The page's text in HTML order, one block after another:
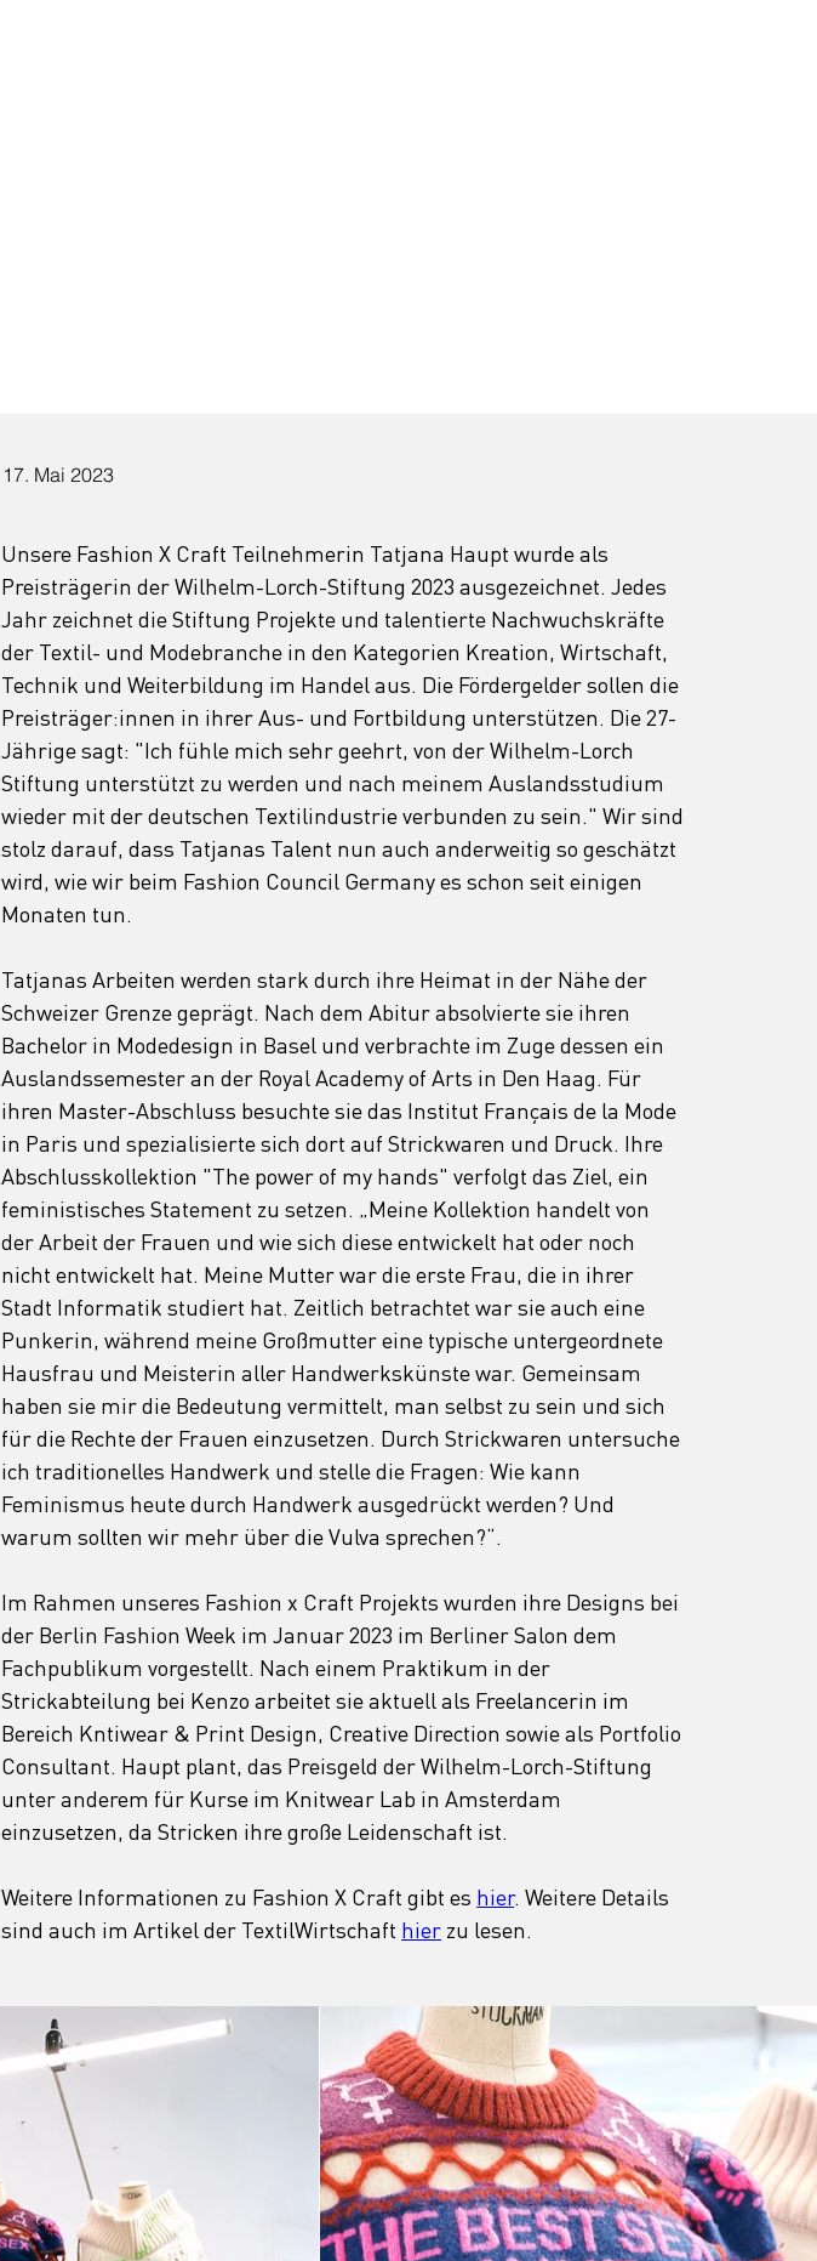
17. Mai 2023
Unsere Fashion X Craft Teilnehmerin Tatjana Haupt wurde als
Preisträgerin der Wilhelm-Lorch-Stiftung 2023 ausgezeichnet. Jedes
Jahr zeichnet die Stiftung Projekte und talentierte Nachwuchskräfte
der Textil- und Modebranche in den Kategorien Kreation, Wirtschaft,
Technik und Weiterbildung im Handel aus. Die Fördergelder sollen die
Preisträger:innen in ihrer Aus- und Fortbildung unterstützen. Die 27-
Jährige sagt: "Ich fühle mich sehr geehrt, von der Wilhelm-Lorch
Stiftung unterstützt zu werden und nach meinem Auslandsstudium
wieder mit der deutschen Textilindustrie verbunden zu sein." Wir sind
stolz darauf, dass Tatjanas Talent nun auch anderweitig so geschätzt
wird, wie wir beim Fashion Council Germany es schon seit einigen
Monaten tun.
Tatjanas Arbeiten werden stark durch ihre Heimat in der Nähe der
Schweizer Grenze geprägt. Nach dem Abitur absolvierte sie ihren
Bachelor in Modedesign in Basel und verbrachte im Zuge dessen ein
Auslandssemester an der Royal Academy of Arts in Den Haag. Für
ihren Master-Abschluss besuchte sie das Institut Français de la Mode
in Paris und spezialisierte sich dort auf Strickwaren und Druck. Ihre
Abschlusskollektion "The power of my hands" verfolgt das Ziel, ein
feministisches Statement zu setzen. „Meine Kollektion handelt von
der Arbeit der Frauen und wie sich diese entwickelt hat oder noch
nicht entwickelt hat. Meine Mutter war die erste Frau, die in ihrer
Stadt Informatik studiert hat. Zeitlich betrachtet war sie auch eine
Punkerin, während meine Großmutter eine typische untergeordnete
Hausfrau und Meisterin aller Handwerkskünste war. Gemeinsam
haben sie mir die Bedeutung vermittelt, man selbst zu sein und sich
für die Rechte der Frauen einzusetzen. Durch Strickwaren untersuche
ich traditionelles Handwerk und stelle die Fragen: Wie kann
Feminismus heute durch Handwerk ausgedrückt werden? Und
warum sollten wir mehr über die Vulva sprechen?“.
Im Rahmen unseres Fashion x Craft Projekts wurden ihre Designs bei
der Berlin Fashion Week im Januar 2023 im Berliner Salon dem
Fachpublikum vorgestellt. Nach einem Praktikum in der
Strickabteilung bei Kenzo arbeitet sie aktuell als Freelancerin im
Bereich Kntiwear & Print Design, Creative Direction sowie als Portfolio
Consultant. Haupt plant, das Preisgeld der Wilhelm-Lorch-Stiftung
unter anderem für Kurse im Knitwear Lab in Amsterdam
einzusetzen, da Stricken ihre große Leidenschaft ist.
Weitere Informationen zu Fashion X Craft gibt es hier. Weitere Details
sind auch im Artikel der TextilWirtschaft hier zu lesen.